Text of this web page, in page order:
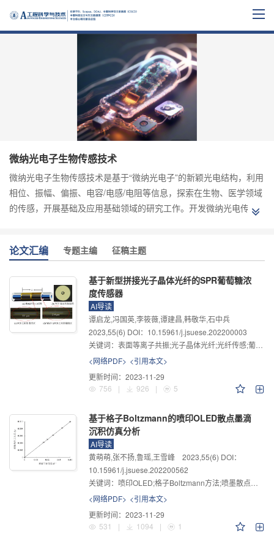
微纳光电子生物传感技术
微纳光电子生物传感技术是基于“微纳光电子”的新颖光电结构，利用
相位、振幅、偏振、电容/电感/电阻等信息，探索在生物、医学领域
的传感，开展基础及应用基础领域的研究工作。开发微纳光电传感
论文汇编 专题主编 征稿主题
基于新型拼接光子晶体光纤的SPR葡萄糖浓
度传感器
AI导读
谭启龙,冯国英,李筱薇,谭建昌,韩敬华,石中兵
2023,55(6) DOI：10.15961/j.jsuese.202200003
关键词： 表面等离子共振;光子晶体光纤;光纤传感;葡萄糖浓度传感
<网络PDF> <引用本文>
更新时间： 2023-11-29
756
| 926 | 5
基于格子Boltzmann的喷印OLED散点墨滴
沉积仿真分析
AI导读
黄萌萌,张不扬,鲁瑶,王雪峰
2023,55(6) DOI：
10.15961/j.jsuese.202200562
关键词： 喷印OLED;格子Boltzmann方法;喷墨散点缺陷
<网络PDF> <引用本文>
更新时间： 2023-11-29
531
| 1094 | 1